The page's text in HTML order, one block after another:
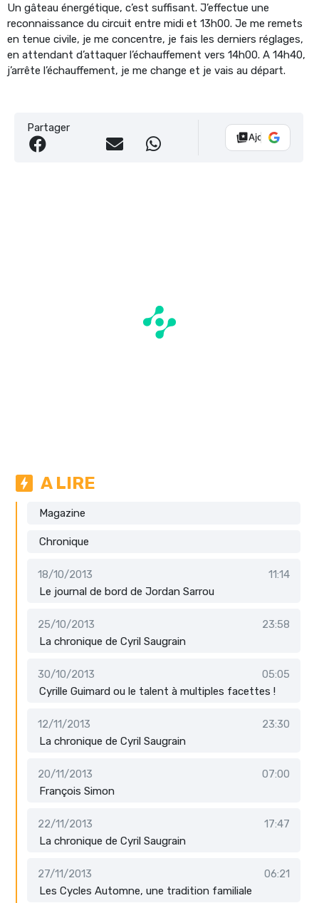
Un gâteau énergétique, c’est suffisant. J’effectue une
reconnaissance du circuit entre midi et 13h00. Je me remets
en tenue civile, je me concentre, je fais les derniers réglages,
en attendant d’attaquer l’échauffement vers 14h00. A 14h40,
j’arrête l’échauffement, je me change et je vais au départ.
Partager
Ajouter Vélo
A LIRE
Magazine
Chronique
18/10/2013
11:14
Le journal de bord de Jordan Sarrou
25/10/2013
23:58
La chronique de Cyril Saugrain
30/10/2013
05:05
Cyrille Guimard ou le talent à multiples facettes !
12/11/2013
23:30
La chronique de Cyril Saugrain
20/11/2013
07:00
François Simon
22/11/2013
17:47
La chronique de Cyril Saugrain
27/11/2013
06:21
Les Cycles Automne, une tradition familiale